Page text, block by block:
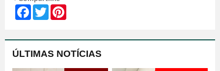
Facebook
Twitter
ÚLTIMAS NOTÍCIAS